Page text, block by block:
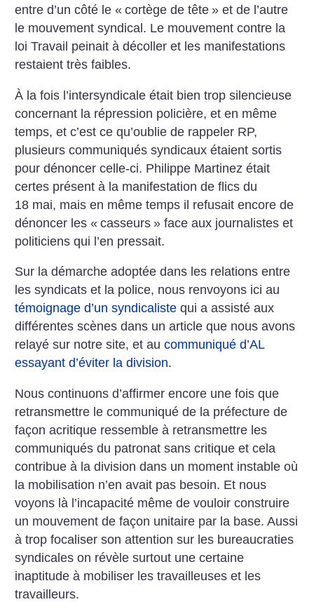
entre d’un côté le « cortège de tête » et de l’autre
le mouvement syndical. Le mouvement contre la
loi Travail peinait à décoller et les manifestations
restaient très faibles.
À la fois l’intersyndicale était bien trop silencieuse
concernant la répression policière, et en même
temps, et c’est ce qu’oublie de rappeler RP,
plusieurs communiqués syndicaux étaient sortis
pour dénoncer celle-ci. Philippe Martinez était
certes présent à la manifestation de flics du
18 mai, mais en même temps il refusait encore de
dénoncer les « casseurs » face aux journalistes et
politiciens qui l’en pressait.
Sur la démarche adoptée dans les relations entre
les syndicats et la police, nous renvoyons ici au
témoignage d’un syndicaliste qui a assisté aux
différentes scènes dans un article que nous avons
relayé sur notre site, et aucommuniqué d’AL
essayant d’éviter la division.
Nous continuons d’affirmer encore une fois que
retransmettre le communiqué de la préfecture de
façon acritique ressemble à retransmettre les
communiqués du patronat sans critique et cela
contribue à la division dans un moment instable où
la mobilisation n’en avait pas besoin. Et nous
voyons là l’incapacité même de vouloir construire
un mouvement de façon unitaire par la base. Aussi
à trop focaliser son attention sur les bureaucraties
syndicales on révèle surtout une certaine
inaptitude à mobiliser les travailleuses et les
travailleurs.